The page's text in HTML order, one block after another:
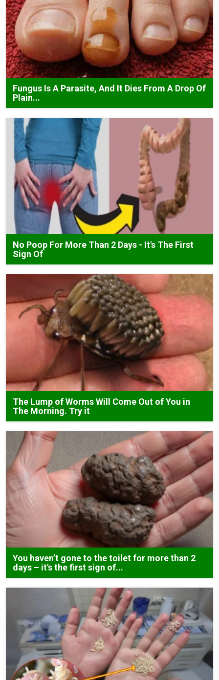
Fungus Is A Parasite, And It Dies From A Drop Of
Plain...
No Poop For More Than 2 Days - It's The First
Sign Of
The Lump of Worms Will Come Out of You in
The Morning. Try it
You haven’t gone to the toilet for more than 2
days – it's the first sign of...